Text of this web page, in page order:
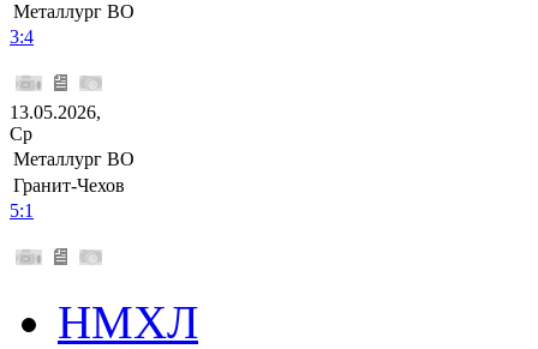
Металлург ВО
3:4
13.05.2026,
Ср
Металлург ВО
Гранит-Чехов
5:1
НМХЛ